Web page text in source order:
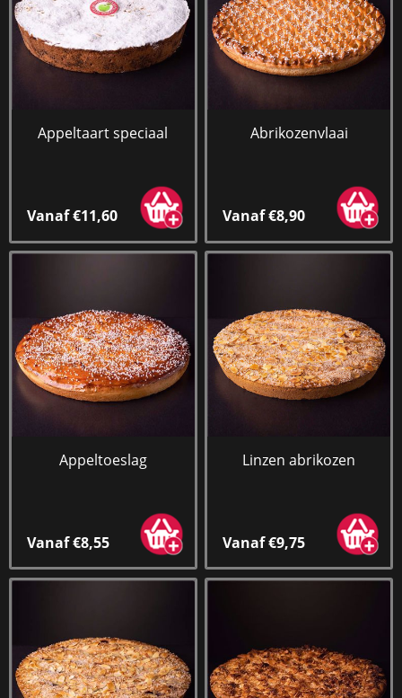
Appeltaart speciaal
Vanaf €11,60
Abrikozenvlaai
Vanaf €8,90
Appeltoeslag
Vanaf €8,55
Linzen abrikozen
Vanaf €9,75